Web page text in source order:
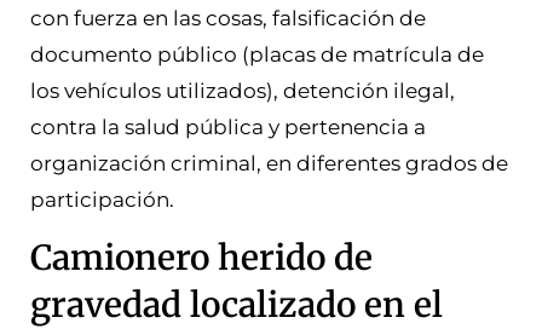
con fuerza en las cosas, falsificación de
documento público (placas de matrícula de
los vehículos utilizados), detención ilegal,
contra la salud pública y pertenencia a
organización criminal, en diferentes grados de
participación.
Camionero herido de
gravedad localizado en el